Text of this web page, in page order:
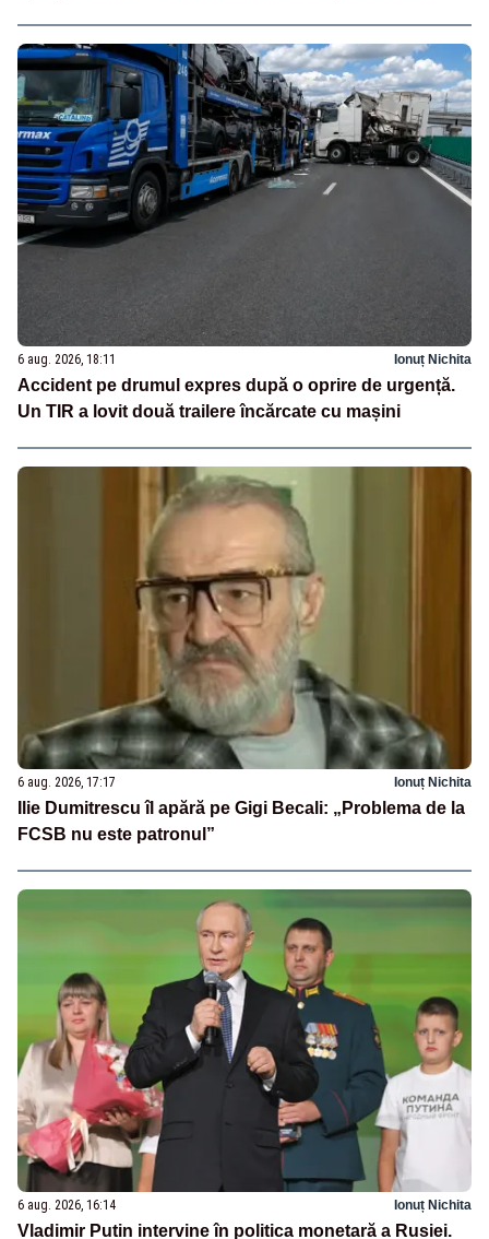
6 aug. 2026, 18:11 Ionuț Nichita
Accident pe drumul expres după o oprire de urgență.
Un TIR a lovit două trailere încărcate cu mașini
6 aug. 2026, 17:17 Ionuț Nichita
Ilie Dumitrescu îl apără pe Gigi Becali: „Problema de la
FCSB nu este patronul”
6 aug. 2026, 16:14 Ionuț Nichita
Vladimir Putin intervine în politica monetară a Rusiei.